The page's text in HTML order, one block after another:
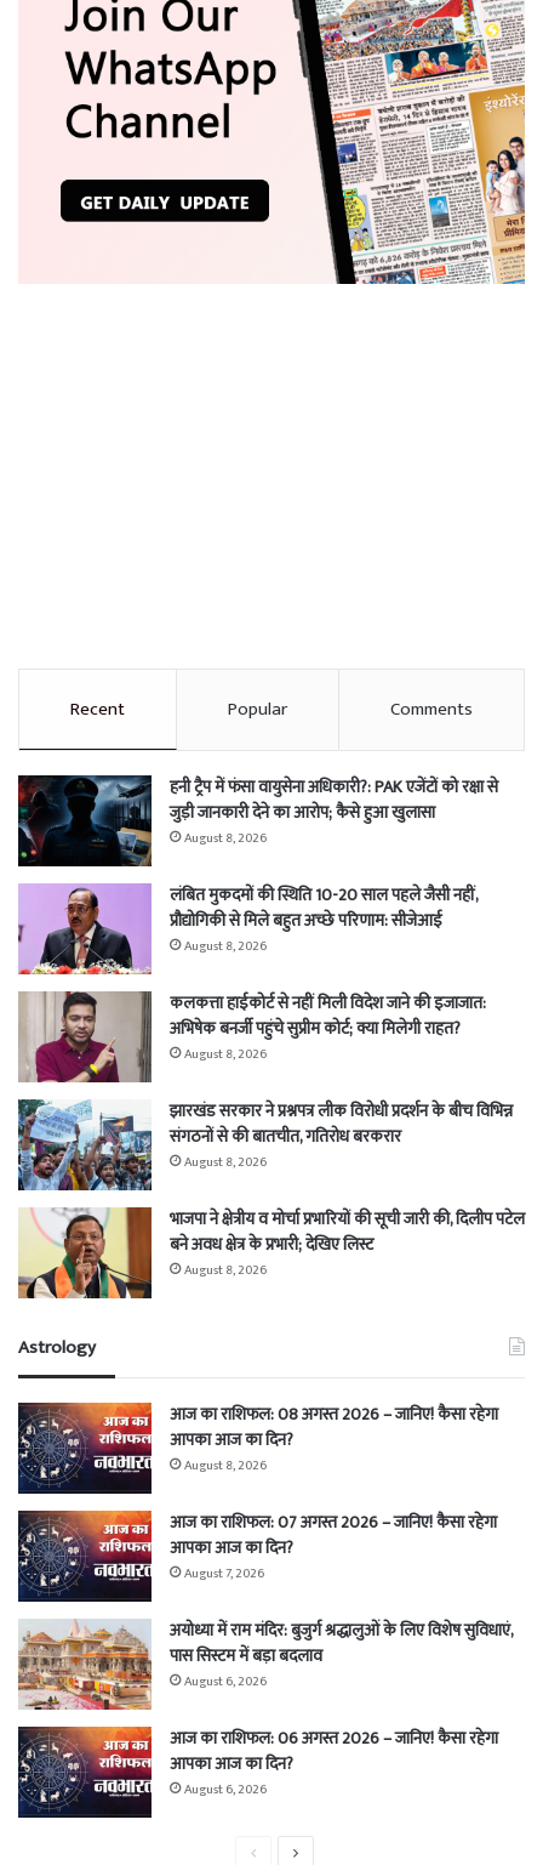
Recent Popular Comments
हनी ट्रैप में फंसा वायुसेना अधिकारी?: PAK एजेंटों को रक्षा से
जुड़ी जानकारी देने का आरोप; कैसे हुआ खुलासा
August 8, 2026
लंबित मुकदमों की स्थिति 10-20 साल पहले जैसी नहीं,
प्रौद्योगिकी से मिले बहुत अच्छे परिणाम: सीजेआई
August 8, 2026
कलकत्ता हाईकोर्ट से नहीं मिली विदेश जाने की इजाजात:
अभिषेक बनर्जी पहुंचे सुप्रीम कोर्ट; क्या मिलेगी राहत?
August 8, 2026
झारखंड सरकार ने प्रश्नपत्र लीक विरोधी प्रदर्शन के बीच विभिन्न
संगठनों से की बातचीत, गतिरोध बरकरार
August 8, 2026
भाजपा ने क्षेत्रीय व मोर्चा प्रभारियों की सूची जारी की, दिलीप पटेल
बने अवध क्षेत्र के प्रभारी; देखिए लिस्ट
August 8, 2026
Astrology
आज का राशिफल: 08 अगस्त 2026 – जानिए! कैसा रहेगा
आपका आज का दिन?
August 8, 2026
आज का राशिफल: 07 अगस्त 2026 – जानिए! कैसा रहेगा
आपका आज का दिन?
August 7, 2026
अयोध्या में राम मंदिर: बुजुर्ग श्रद्धालुओं के लिए विशेष सुविधाएं,
पास सिस्टम में बड़ा बदलाव
August 6, 2026
आज का राशिफल: 06 अगस्त 2026 – जानिए! कैसा रहेगा
आपका आज का दिन?
August 6, 2026
PreviousNext